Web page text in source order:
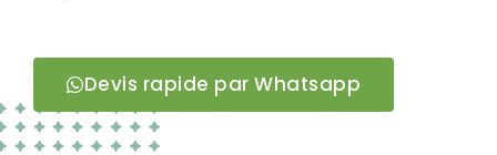
Devis rapide par Whatsapp